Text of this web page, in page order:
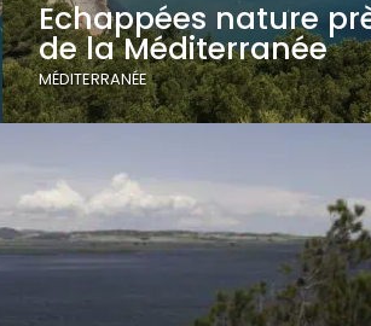
Echappées nature
de la Méditerranée
MÉDITERRANÉE